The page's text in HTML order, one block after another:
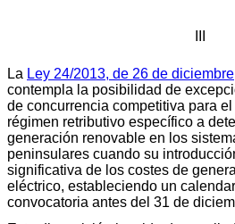
La Ley 24/2013, de 26 de diciembre
contempla la posibilidad de
de concurrencia competitiva para
régimen retributivo específico a
generación renovable en los
peninsulares cuando su
significativa de los costes de
eléctrico, estableciendo un
convocatoria antes del 31 de